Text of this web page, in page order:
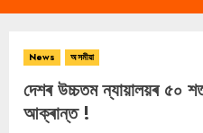
Menu
News অসমীয়া
দেশৰ উচ্চতম ন্যায়ালয়ৰ ৫০
আক্ৰান্ত !